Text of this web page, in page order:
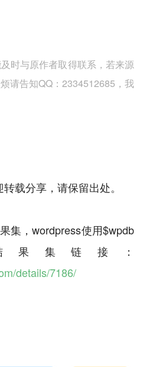
时与原作者取得联系，若来源
请告知QQ：2334512685，我
转载分享，请保留出处。
集，wordpress使用$wpdb
果集链接：
details/7186/